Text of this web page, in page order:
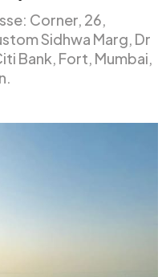
Corner, 26,
Sidhwa Marg, Dr
Bank, Fort, Mumbai,